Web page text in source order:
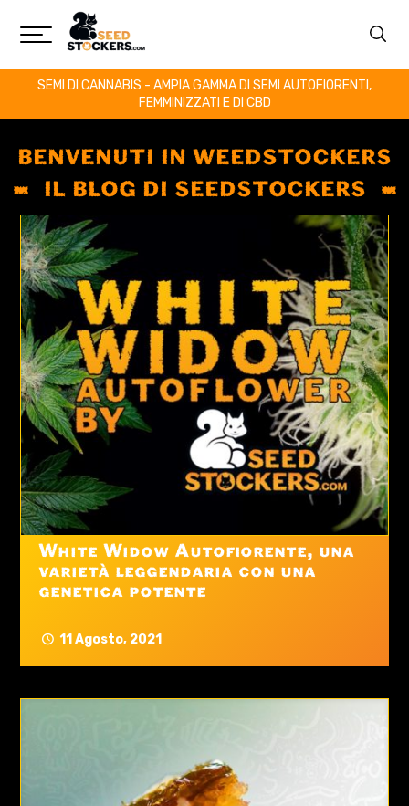
SEMI DI CANNABIS - AMPIA GAMMA DI SEMI AUTOFIORENTI,
FEMMINIZZATI E DI CBD
BENVENUTI IN WEEDSTOCKERS
IL BLOG DI SEEDSTOCKERS
11 Agosto, 2021
White Widow Autofiorente, una
varietà leggendaria con una
genetica potente